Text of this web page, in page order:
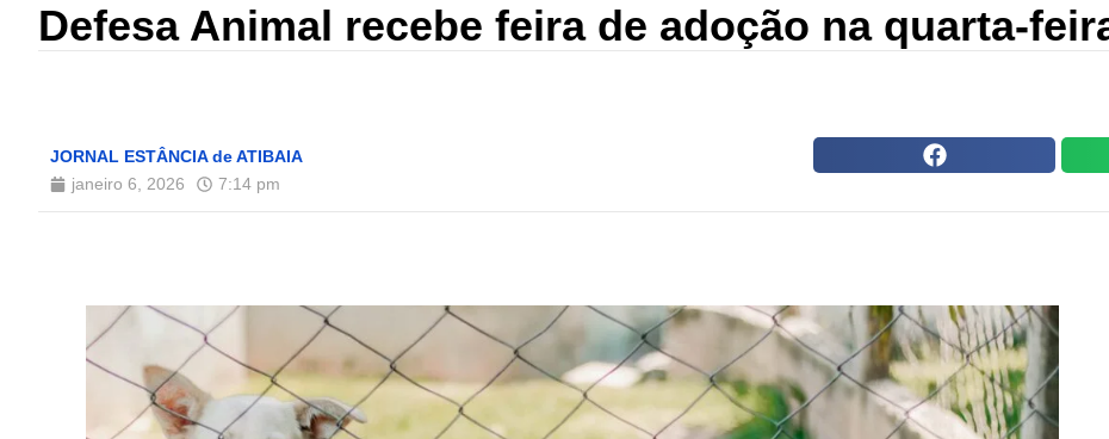
Defesa Animal recebe feira de adoção na quarta-
JORNAL ESTÂNCIA de ATIBAIA
janeiro 6, 2026
7:14 pm